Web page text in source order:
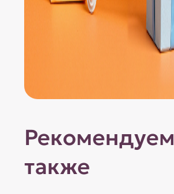
Рекомендуем
также